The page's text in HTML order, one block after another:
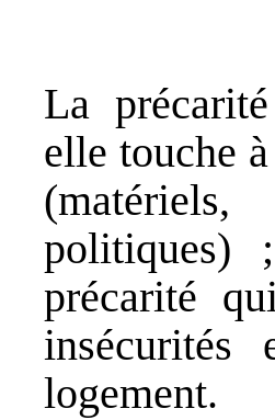
La
elle touche
(matériels,
politiques)
précarité
insécurités
logement.